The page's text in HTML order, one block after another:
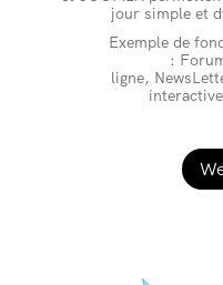
jour simple et
Exemple de
:
ligne,